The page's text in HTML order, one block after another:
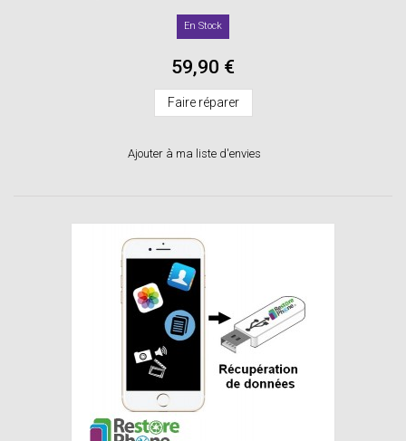
En Stock
59,90 €
Faire réparer
Ajouter à ma liste d'envies